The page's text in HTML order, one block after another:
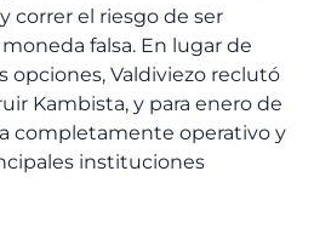
correr el riesgo de ser
falsa. En lugar de
opciones, Valdiviezo reclutó
Kambista, y para enero de
completamente operativo y
instituciones